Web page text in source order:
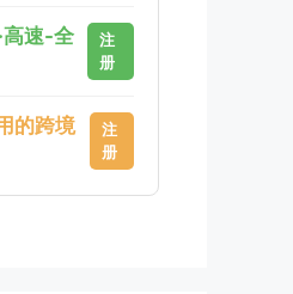
高速-全
注
册
的跨境
注
册